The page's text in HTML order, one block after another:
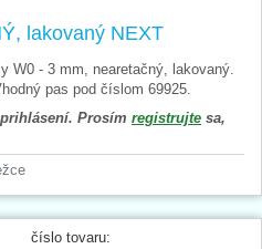
lakovaný NEXT
W0 - 3 mm, nearetačný, lakovaný.
pas pod číslom 69925.
Prosím registrujte sa,
číslo tovaru: